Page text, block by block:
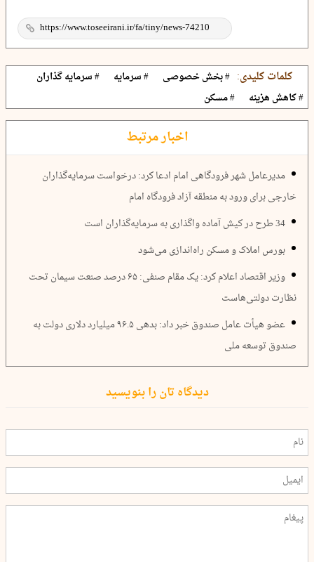
کلمات کلیدی: # بخش خصوصی # سرمایه
# سرمایه گذاران
# کاهش هزینه
# مسکن
اخبار مرتبط
مدیرعامل شهر فرودگاهی امام ادعا کرد: درخواست سرمایه‌گذاران
خارجی برای ورود به منطقه آزاد فرودگاه امام
34 طرح در کیش آماده واگذاری به سرمایه‌‌گذاران است
بورس املاک و مسکن راه‌اندازی می‌شود
وزیر اقتصاد اعلام کرد: یک مقام صنفی: ۶۵ درصد صنعت سیمان تحت
نظارت دولتی‌هاست
عضو هیأت عامل صندوق خبر داد: بدهی ٩۶.۵ میلیارد دلاری دولت به
صندوق توسعه ملی
دیدگاه تان را بنویسید